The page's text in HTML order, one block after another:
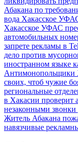
Абакана по
вода Хакасское
Хакасское УФАС
автомобильных
запрете рекламы в
дело против
иностранном языке
Антимонопольщики
своих, чтоб чужие
региональные
в Хакасии проверит
незаконными звонки
Житель Абакана
навязчивые